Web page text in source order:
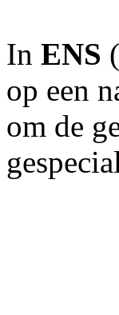
In ENS (
op een
om de